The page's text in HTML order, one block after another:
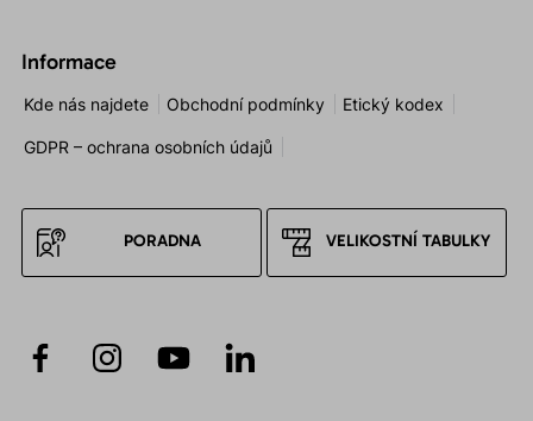
Informace
Kde nás najdete Obchodní podmínky Etický kodex
GDPR – ochrana osobních údajů
PORADNA VELIKOSTNÍ TABULKY